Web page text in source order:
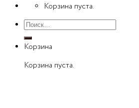
Корзина пуста.
Искать:
Корзина
Корзина пуста.